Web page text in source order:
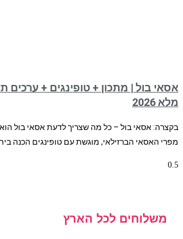
אסאי בול | מתכון + טופינגים + ערכים
מלא 2026
בקצרה: אסאי בול – כל מה שצריך לדעת אסאי בול
מפרי האסאי הברזילאי, מוגשת עם טופינגים הכנה ביתית
משלוחים לכל הארץ